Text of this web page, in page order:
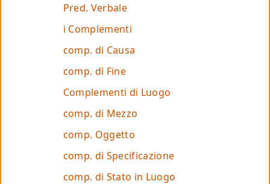
Pred. Verbale
i Complementi
comp. di Causa
comp. di Fine
Complementi di Luogo
comp. di Mezzo
comp. Oggetto
comp. di Specificazione
comp. di Stato in Luogo